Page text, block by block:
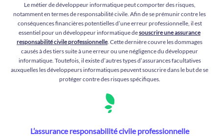
Le métier de développeur informatique peut comporter des risques,
notamment en termes de responsabilité civile. Afin de se prémunir contre les
conséquences financières potentielles d’une erreur professionnelle, il est
essentiel pour un développeur informatique desouscrire une assurance
responsabilité civile professionnelle. Cette dernière couvre les dommages
causés à des tiers suite à une erreur ou une négligence du développeur
informatique. Toutefois, il existe d’autres types d’assurances facultatives
auxquelles les développeurs informatiques peuvent souscrire dans le but de se
protéger contre des risques spécifiques.
L’assurance responsabilité civile professionnelle